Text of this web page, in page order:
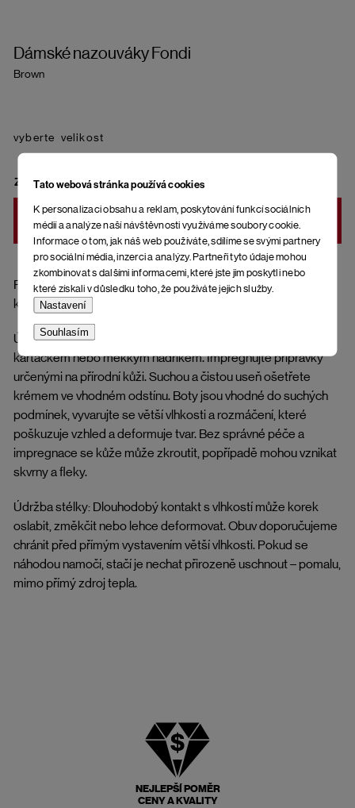
Tato webová stránka používá cookies
K personalizaci obsahu a reklam, poskytování funkcí sociálních
médií a analýze naší návštěvnosti využíváme soubory cookie.
Informace o tom, jak náš web používáte, sdílíme se svými partnery
pro sociální média, inzerci a analýzy. Partneři tyto údaje mohou
zkombinovat s dalšími informacemi, které jste jim poskytli nebo
které získali v důsledku toho, že používáte jejich služby.
Nastavení
Souhlasím
Dámské nazouváky Fondi
Brown
Pásky přes nohy z přírodní kůže (hladká useň), ortopedická
korková stélka potažená kůží a spodní část podrážky z gumy.
Údržba hladkých usní (pásky): Nečistoty odstraníte jemným
kartáčkem nebo měkkým hadříkem. Impregnujte přípravky
určenými na přírodní kůži. Suchou a čistou useň ošetřete
krémem ve vhodném odstínu. Boty jsou vhodné do suchých
podmínek, vyvarujte se větší vlhkosti a rozmáčení, které
poškuzuje vzhled a deformuje tvar. Bez správné péče a
impregnace se kůže může zkroutit, popřípadě mohou vznikat
skvrny a fleky.
Údržba stélky: Dlouhodobý kontakt s vlhkostí může korek
oslabit, změkčit nebo lehce deformovat. Obuv doporučujeme
chránit před přímým vystavením větší vlhkosti. Pokud se
náhodou namočí, stačí je nechat přirozeně uschnout – pomalu,
mimo přímý zdroj tepla.
velikost
ZVOLTE VARIANTU
DO KOŠÍKU
NEJLEPŠÍ POMĚR
CENY A KVALITY